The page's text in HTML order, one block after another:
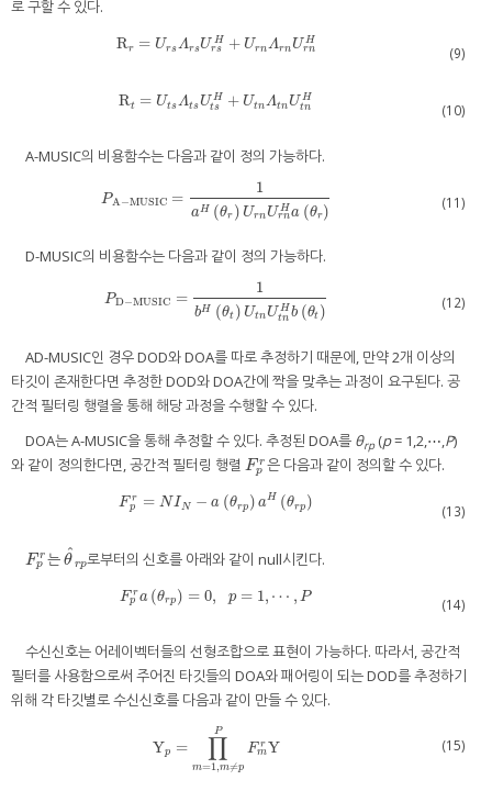
로 구할 수 있다.
Rr = UrsΛrsU H
rs + UrnΛrn U H
rn
R r=UrsΛrsUrsH+Ur nΛrnUrnH (9)
Rt = UtsΛts U H
ts + UtnΛtn U H
tn
R t= UtsΛtsUtsH +Ut nΛtnUtnH (10)
A-MUSIC의 비용함수는 다음과 같이 정의 가능하다.
PA−MUSIC =
1
aH (θr ) Urn U H
rna (θr)
PA−MUSIC= 1aH(θr)UrnUrnHa(θr) (11)
D-MUSIC의 비용함수는 다음과 같이 정의 가능하다.
PD−MUSIC =
1
bH (θt ) Utn U H
tn b (θt )
PD−MUSIC= 1bH(θt)UtnUtnHb(θt) (12)
AD-MUSIC인 경우 DOD와 DOA를 따로 추정하기 때문에, 만약 2개 이상의
타깃이 존재한다면 추정한 DOD와 DOA간에 짝을 맞추는 과정이 요구된다. 공
간적 필터링 행렬을 통해 해당 과정을 수행할 수 있다.
DOA는 A-MUSIC을 통해 추정할 수 있다. 추정된 DOA를 θrp(p= 1,2,⋯,P)
와 같이 정의한다면, 공간적 필터링 행렬 F r
p
Fpr은 다음과 같이 정의할 수 있다.
F r
p
= NI N − a (θrp ) aH (θrp )
Fp r=NIN −a (θ rp)aH(θrp) (13)
F r
p
Fpr는θ
ˆ
rp
θ^rp
로부터의 신호를 아래와 같이 null시킨다.
F r
p a (θrp ) = 0, p = 1, ⋯ , P
Fpra( θrp)= ,p =1 ⋯ ,P (14)
수신신호는 어레이벡터들의 선형조합으로 표현이 가능하다. 따라서, 공간적
필터를 사용함으로써 주어진 타깃들의 DOA와 패어링이 되는 DOD를 추정하기
위해 각 타깃별로 수신신호를 다음과 같이 만들 수 있다.
Yp = ∏
m=1,m≠p
P
F r
mY
Yp= ∏m PFmrY (15)